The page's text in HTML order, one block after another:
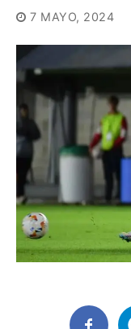
7 MAYO, 2024